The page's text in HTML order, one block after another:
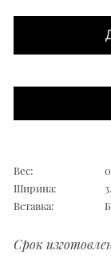
Вес:
Ширина:
Вставка:
Срок